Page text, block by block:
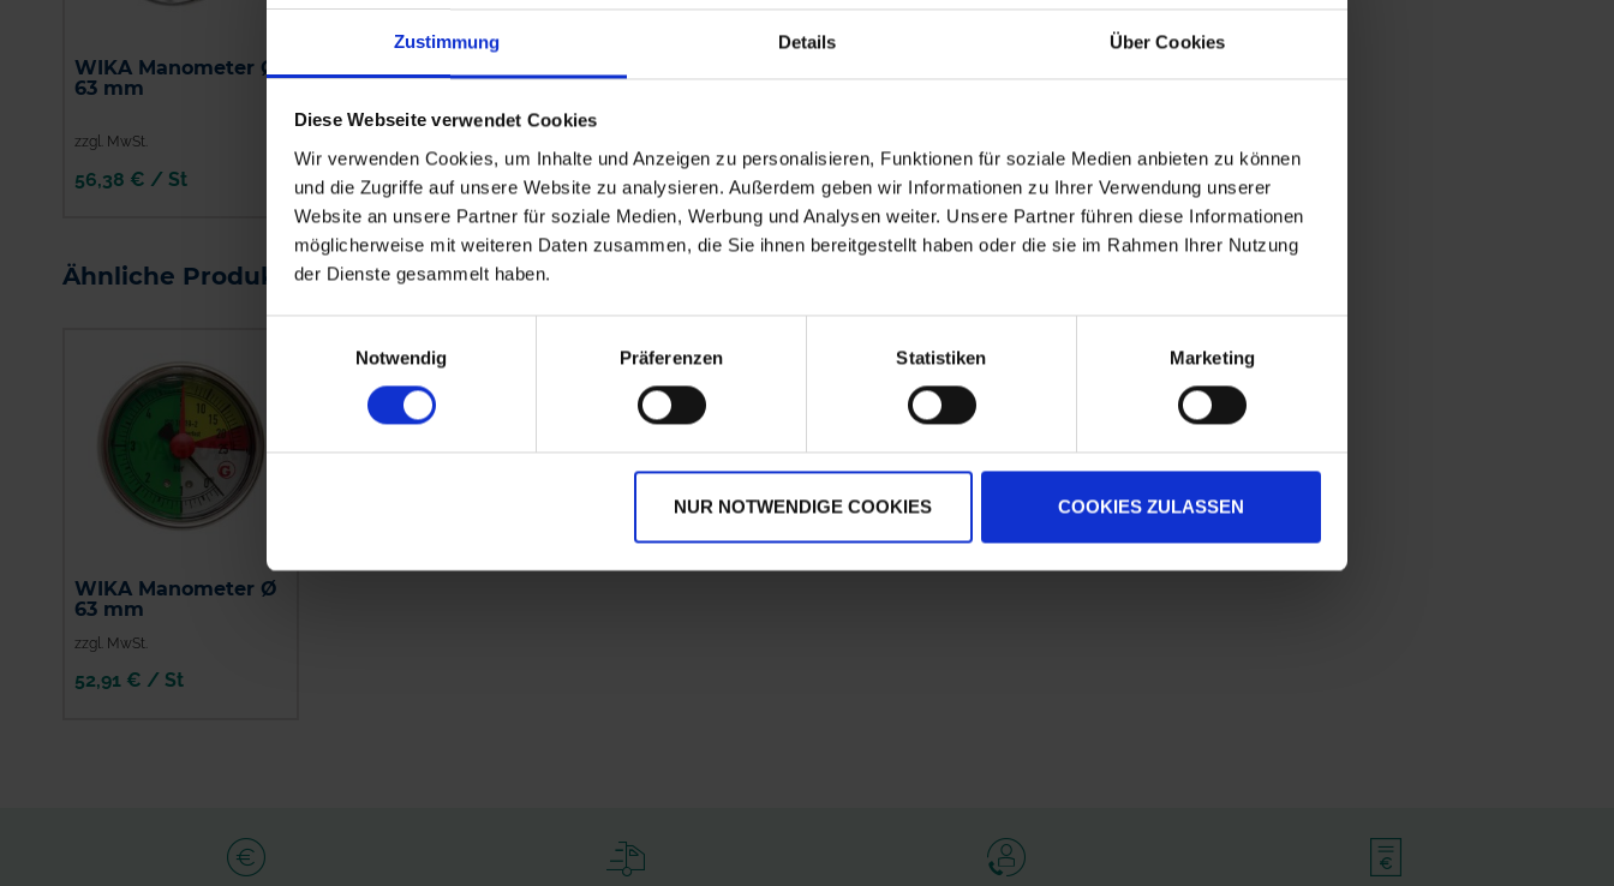
Zustimmung Details Über Cookies
Diese Webseite verwendet Cookies
Wir verwenden Cookies, um Inhalte und Anzeigen zu personalisieren, Funktionen für soziale Medien anbieten zu können
und die Zugriffe auf unsere Website zu analysieren. Außerdem geben wir Informationen zu Ihrer Verwendung unserer
Website an unsere Partner für soziale Medien, Werbung und Analysen weiter. Unsere Partner führen diese Informationen
möglicherweise mit weiteren Daten zusammen, die Sie ihnen bereitgestellt haben oder die sie im Rahmen Ihrer Nutzung
der Dienste gesammelt haben.
Notwendig
Präferenzen Statistiken Marketing
NUR NOTWENDIGE COOKIES COOKIES ZULASSEN
WIKA Manometer Ø
63 mm
zzgl. MwSt.
56,38 € / St 52,53 € / St
IN DEN
WARENKORB
80 Grad
5,92 € / St 46,48 € / St
IN DEN
WARENKORB
Ähnliche Produkte
WIKA Manometer Ø
63 mm
zzgl. MwSt.
52,91 € / St